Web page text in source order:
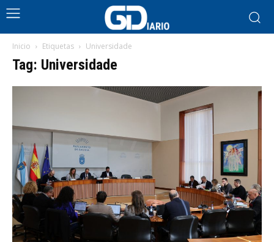
Inicio Etiquetas Universidade
Tag: Universidade